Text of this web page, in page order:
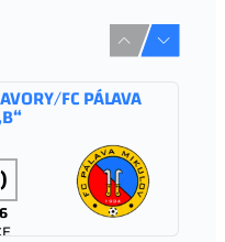
FC PÁLAVA